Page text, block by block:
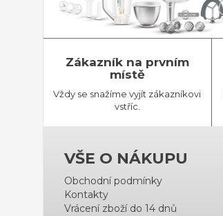
Zákazník na prvním
místě
Vždy se snažíme vyjít zákazníkovi
vstříc.
VŠE O NÁKUPU
Obchodní podmínky
Kontakty
Vrácení zboží do 14 dnů